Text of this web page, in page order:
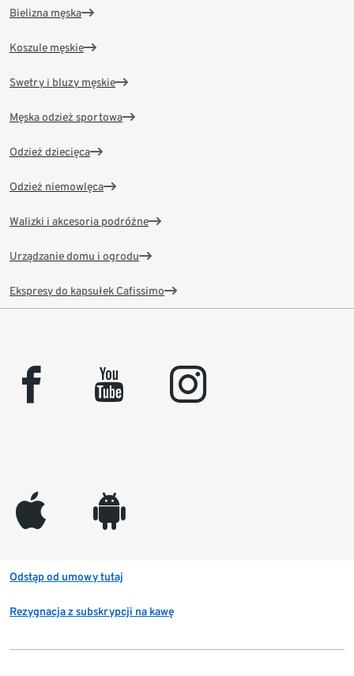
Bielizna męska
Koszule męskie
Swetry i bluzy męskie
Męska odzież sportowa
Odzież dziecięca
Odzież niemowlęca
Walizki i akcesoria podróżne
Urządzanie domu i ogrodu
Ekspresy do kapsułek Cafissimo
facebook youtube instagram
appleinc android
Odstąp od umowy tutaj
Rezygnacja z subskrypcji na kawę